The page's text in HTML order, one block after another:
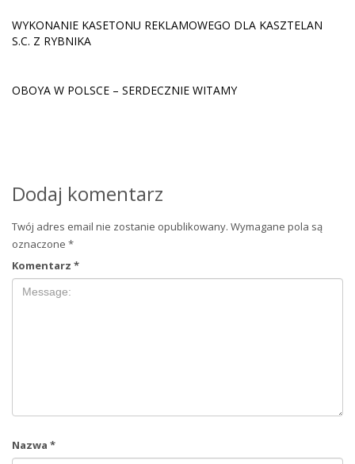
WYKONANIE KASETONU REKLAMOWEGO DLA KASZTELAN
S.C. Z RYBNIKA
OBOYA W POLSCE – SERDECZNIE WITAMY
Dodaj komentarz
Twój adres email nie zostanie opublikowany. Wymagane pola są
oznaczone *
Komentarz *
Nazwa *